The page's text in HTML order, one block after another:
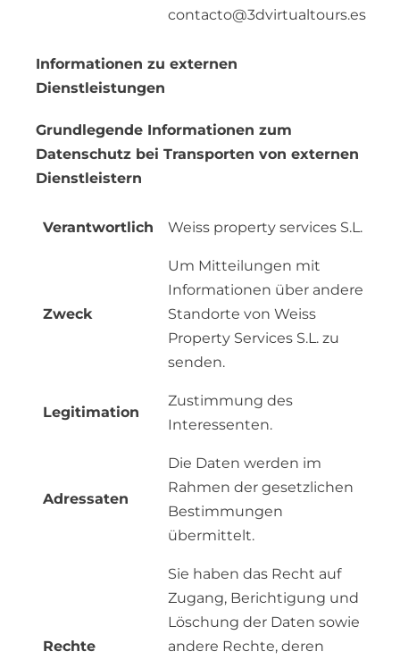
contacto@3dvirtualtours.es
Informationen zu externen
Dienstleistungen
Grundlegende Informationen zum
Datenschutz bei Transporten von externen
Dienstleistern
Verantwortlich Weiss property services S.L.
Zweck
Um Mitteilungen mit
Informationen über andere
Standorte von Weiss
Property Services S.L. zu
senden.
Legitimation
Zustimmung des
Interessenten.
Adressaten
Die Daten werden im
Rahmen der gesetzlichen
Bestimmungen
übermittelt.
Rechte
Sie haben das Recht auf
Zugang, Berichtigung und
Löschung der Daten sowie
andere Rechte, deren